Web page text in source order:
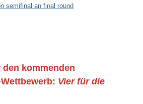
semifinal an final round
kommenden
Vier für die